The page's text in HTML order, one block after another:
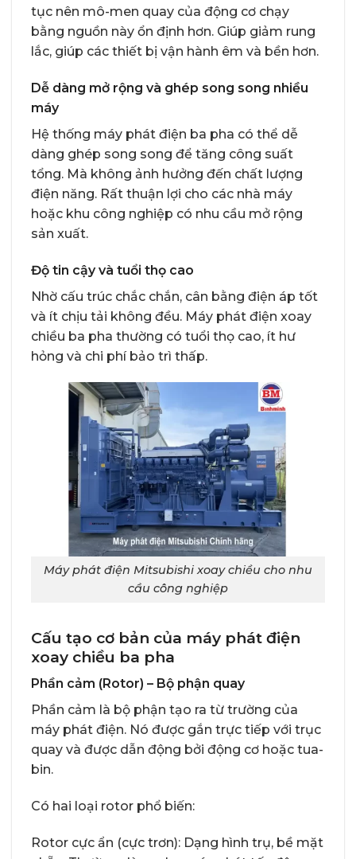
tục nên mô-men quay của động cơ chạy
bằng nguồn này ổn định hơn. Giúp giảm rung
lắc, giúp các thiết bị vận hành êm và bền hơn.
Dễ dàng mở rộng và ghép song song nhiều
máy
Hệ thống máy phát điện ba pha có thể dễ
dàng ghép song song để tăng công suất
tổng. Mà không ảnh hưởng đến chất lượng
điện năng. Rất thuận lợi cho các nhà máy
hoặc khu công nghiệp có nhu cầu mở rộng
sản xuất.
Độ tin cậy và tuổi thọ cao
Nhờ cấu trúc chắc chắn, cân bằng điện áp tốt
và ít chịu tải không đều. Máy phát điện xoay
chiều ba pha thường có tuổi thọ cao, ít hư
hỏng và chi phí bảo trì thấp.
Máy phát điện Mitsubishi xoay chiều cho nhu
cầu công nghiệp
Cấu tạo cơ bản của máy phát điện
xoay chiều ba pha
Phần cảm (Rotor) – Bộ phận quay
Phần cảm là bộ phận tạo ra từ trường của
máy phát điện. Nó được gắn trực tiếp với trục
quay và được dẫn động bởi động cơ hoặc tua-
bin.
Có hai loại rotor phổ biến:
Rotor cực ẩn (cực trơn): Dạng hình trụ, bề mặt